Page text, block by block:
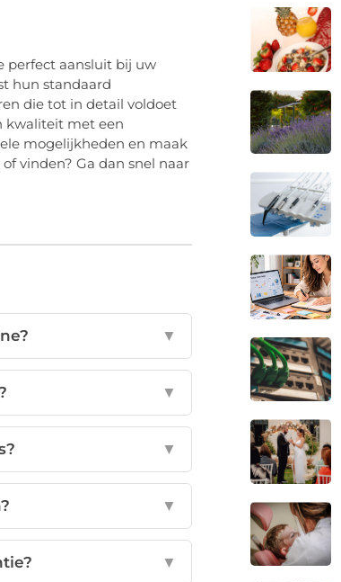
perfect aansluit bij uw
hun standaard
die tot in detail voldoet
kwaliteit met een
mogelijkheden en maak
vinden? Ga dan snel naar
▼
▼
▼
▼
▼